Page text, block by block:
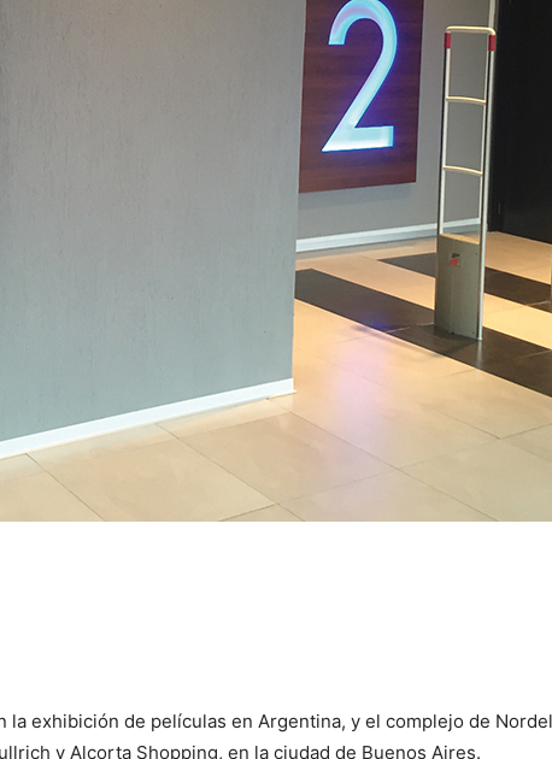
la exhibición de películas en Argentina, y el complejo de
y Alcorta Shopping, en la ciudad de Buenos Aires.